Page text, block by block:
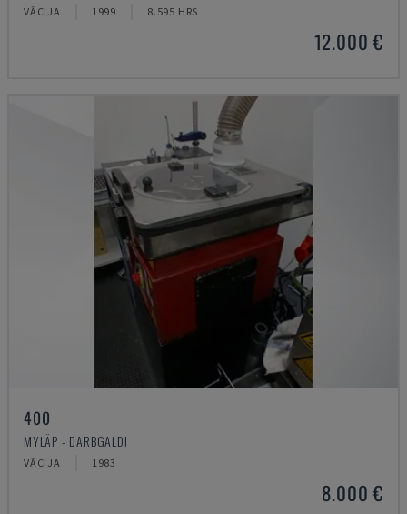
VĀCIJA 1999 8.595 HRS
12.000 €
400
MYLÄP - DARBGALDI
VĀCIJA 1983
8.000 €